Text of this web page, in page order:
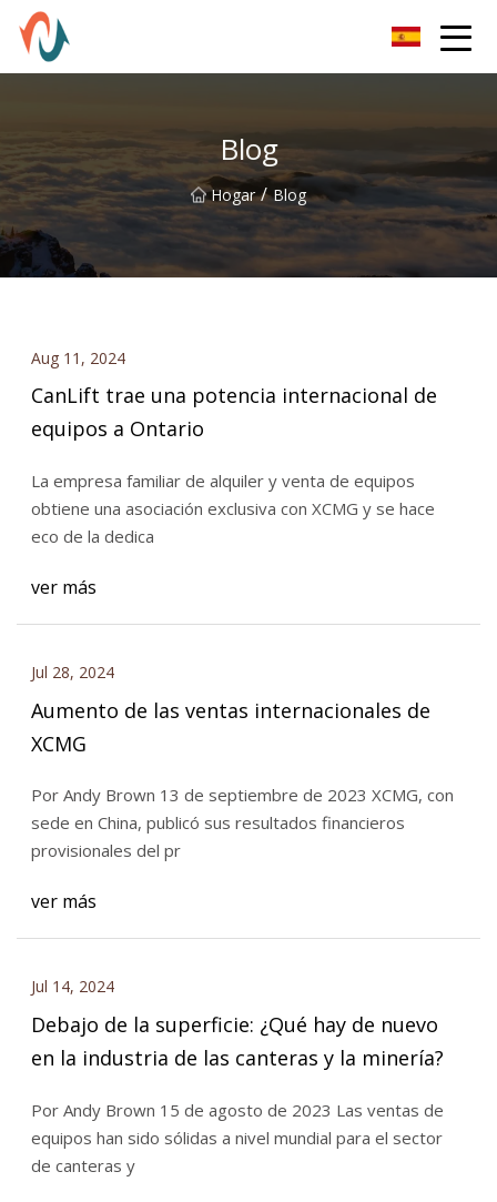
Blog
Hogar / Blog
Aug 11, 2024
CanLift trae una potencia internacional de
equipos a Ontario
La empresa familiar de alquiler y venta de equipos
obtiene una asociación exclusiva con XCMG y se hace
eco de la dedica
ver más
Jul 28, 2024
Aumento de las ventas internacionales de
XCMG
Por Andy Brown 13 de septiembre de 2023 XCMG, con
sede en China, publicó sus resultados financieros
provisionales del pr
ver más
Jul 14, 2024
Debajo de la superficie: ¿Qué hay de nuevo
en la industria de las canteras y la minería?
Por Andy Brown 15 de agosto de 2023 Las ventas de
equipos han sido sólidas a nivel mundial para el sector
de canteras y